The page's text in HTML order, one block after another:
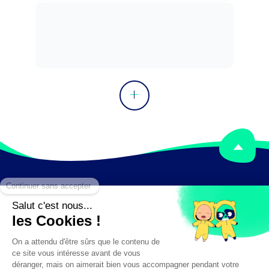
Mentions légales